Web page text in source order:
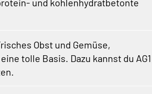
und kohlenhydratbetonte
Obst und Gemüse,
tolle Basis. Dazu kannst du AG1